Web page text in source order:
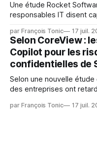
Une étude Rocket
responsables IT disent
pression sur les usages et
révèle un écart entre
par François Tonic 17 juil.
Selon CoreView :
Copilot pour les
confidentielles de
Selon une nouvelle
des entreprises ont
données confidentielles
par François Tonic 17 juil.